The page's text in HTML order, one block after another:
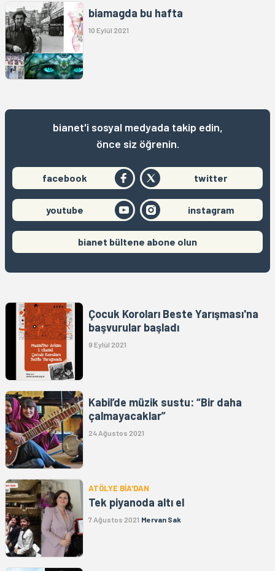
biamagda bu hafta
10 Eylül 2021
bianet'i sosyal medyada takip edin,
önce siz öğrenin.
facebook twitter
youtube instagram
bianet bültene abone olun
Çocuk Koroları Beste Yarışması'na
başvurular başladı
9 Eylül 2021
Kabil’de müzik sustu: “Bir daha
çalmayacaklar”
24 Ağustos 2021
ATÖLYE BİA'DAN
Tek piyanoda altı el
7 Ağustos 2021 Mervan Sak